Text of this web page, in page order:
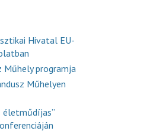
Hivatal EU-
Műhely programja
Műhelyen
életműdíjas”